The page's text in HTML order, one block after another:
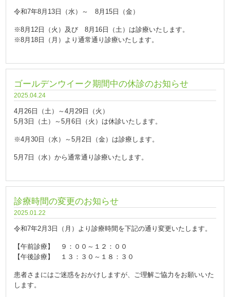
令和7年8月13日（水）～ 8月15日（金）
※8月12日（火）及び 8月16日（土）は診療いたします。
※8月18日（月）より通常通り診療いたします。
ゴールデンウイーク期間中の休診のお知らせ
2025.04.24
4月26日（土）～4月29日（火）
5月3日（土）～5月6日（火）は休診いたします。
※4月30日（水）～5月2日（金）は診療します。
5月7日（水）から通常通り診療いたします。
診療時間の変更のお知らせ
2025.01.22
令和7年2月3日（月）より診療時間を下記の通り変更いたします。
【午前診療】 ９：００～１２：００
【午後診療】 １３：３０～１８：３０
患者さまにはご迷惑をおかけしますが、ご理解ご協力をお願いいた
します。